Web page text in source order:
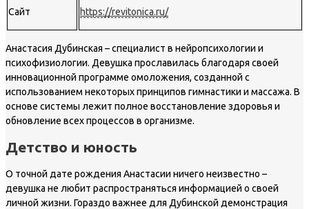
Сайт https://revitonica.ru/
Анастасия Дубинская – специалист в нейропсихологии и
психофизиологии. Девушка прославилась благодаря своей
инновационной программе омоложения, созданной с
использованием некоторых принципов гимнастики и массажа. В
основе системы лежит полное восстановление здоровья и
обновление всех процессов в организме.
Детство и юность
О точной дате рождения Анастасии ничего неизвестно –
девушка не любит распространяться информацией о своей
личной жизни. Гораздо важнее для Дубинской демонстрация